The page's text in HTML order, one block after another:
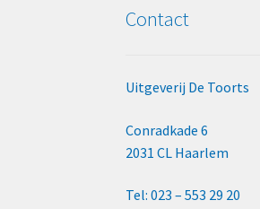
Contact
Uitgeverij De Toorts
Conradkade 6
2031 CL Haarlem
Tel: 023 – 553 29 20